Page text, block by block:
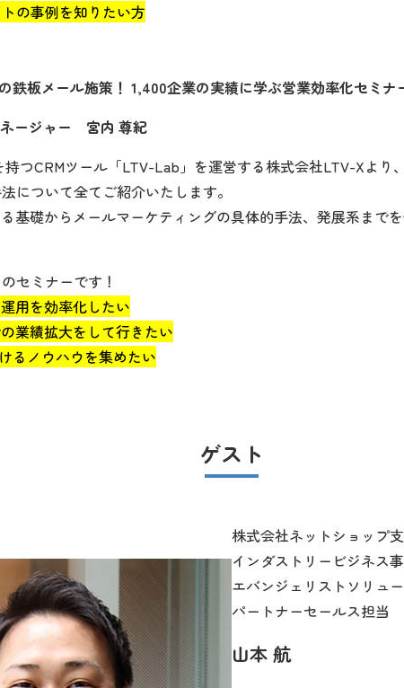
の事例を知りたい方
鉄板メール施策！ 1,400企業の実績に学ぶ営業効率化セミナ
ージャー 宮内 尊紀
持つCRMツール「LTV-Lab」を運営する株式会社LTV-Xより
について全てご紹介いたします。
基礎からメールマーケティングの具体的手法、発展系まで
セミナーです！
用を効率化したい
業績拡大をして行きたい
るノウハウを集めたい
ゲスト
株式会社ネットショップ
インダストリービジネス
エバンジェリストソリュ
パートナーセールス担当
山本 航